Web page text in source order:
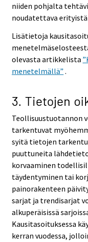
niiden pohjalta
noudatettava
Lisätietoja
olevasta artikkelista
menetelmällä” .
3. Tietojen
Teollisuustuotannon
tarkentuvat
syitä tietojen
puuttuneita
korvaaminen
täydentyminen tai
painorakenteen
sarjat ja trendisarjat
alkuperäisissä
Kausitasoituksessa
kerran vuodessa,